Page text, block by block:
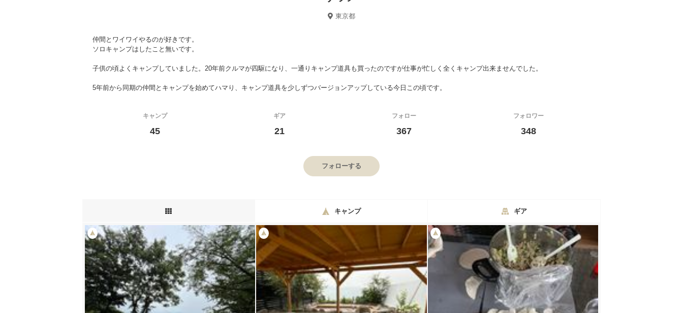
東京都
仲間とワイワイやるのが好きです。
ソロキャンプはしたこと無いです。
子供の頃よくキャンプしていました。20年前クルマが四駆になり、一通りキャンプ道具も買ったのですが仕事が忙しく全くキャンプ出来ませんでした。
5年前から同期の仲間とキャンプを始めてハマり、キャンプ道具を少しずつバージョンアップしている今日この頃です。
キャンプ
45
ギア
21
フォロー
367
フォロワー
348
フォローする
キャンプ ギア